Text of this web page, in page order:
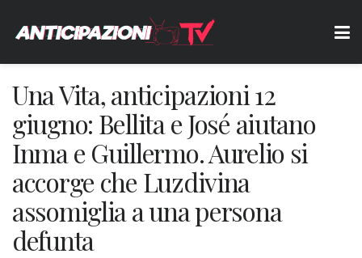
Una Vita, anticipazioni 12
giugno: Bellita e José aiutano
Inma e Guillermo. Aurelio si
accorge che Luzdivina
assomiglia a una persona
defunta